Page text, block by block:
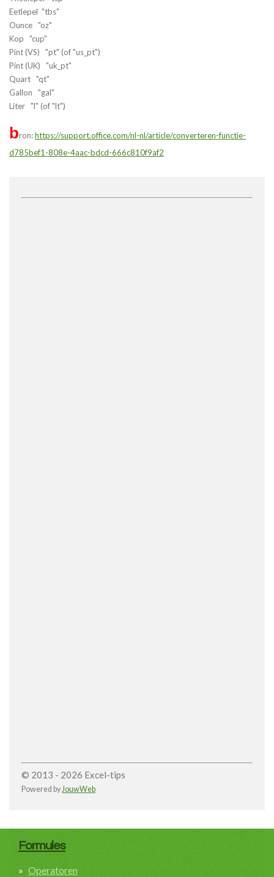
Eetlepel "tbs"
Ounce "oz"
Kop "cup"
Pint (VS) "pt" (of "us_pt")
Pint (UK) "uk_pt"
Quart "qt"
Gallon "gal"
Liter "l" (of "lt")
bron:https://support.office.com/nl-nl/article/converteren-functie-
d785bef1-808e-4aac-bdcd-666c810f9af2
© 2013 - 2026 Excel-tips
Powered byJouwWeb
Formules
Operatoren